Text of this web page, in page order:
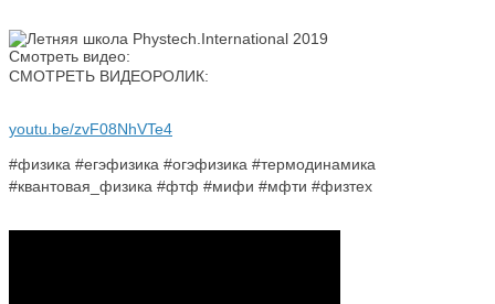
Смотреть видео:
СМОТРЕТЬ ВИДЕОРОЛИК:
youtu.be/zvF08NhVTe4
#физика #егэфизика #огэфизика #термодинамика
#квантовая_физика #фтф #мифи #мфти #физтех